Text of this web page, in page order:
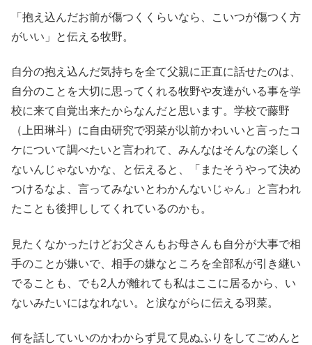
「抱え込んだお前が傷つくくらいなら、こいつが傷つく方
がいい」と伝える牧野。
自分の抱え込んだ気持ちを全て父親に正直に話せたのは、
自分のことを大切に思ってくれる牧野や友達がいる事を学
校に来て自覚出来たからなんだと思います。学校で藤野
（上田琳斗）に自由研究で羽菜が以前かわいいと言ったコ
ケについて調べたいと言われて、みんなはそんなの楽しく
ないんじゃないかな、と伝えると、「またそうやって決め
つけるなよ、言ってみないとわかんないじゃん」と言われ
たことも後押ししてくれているのかも。
見たくなかったけどお父さんもお母さんも自分が大事で相
手のことが嫌いで、相手の嫌なところを全部私が引き継い
でることも、でも2人が離れても私はここに居るから、い
ないみたいにはなれない。と涙ながらに伝える羽菜。
何を話していいのかわからず見て見ぬふりをしてごめんと